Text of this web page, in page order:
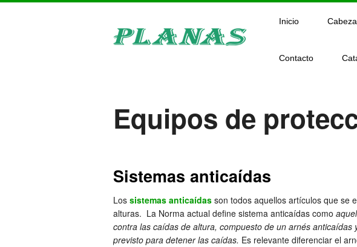
Inicio Cabeza
Contacto
Equipos de
Sistemas anticaídas
Los sistemas anticaídas son todos aquellos artículos que se
alturas. La Norma actual define sistema anticaídas como
contra las caídas de altura, compuesto de un arnés anticaídas
previsto para detener las caídas. Es relevante diferenciar el